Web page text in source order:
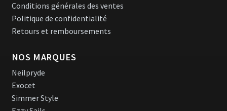
Conditions générales des ventes
Politique de confidentialité
Retours et remboursements
NOS MARQUES
Neilpryde
Exocet
Simmer Style